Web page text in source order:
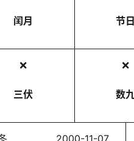
闰月 节日
❌
三伏
❌
数
2000-11-07